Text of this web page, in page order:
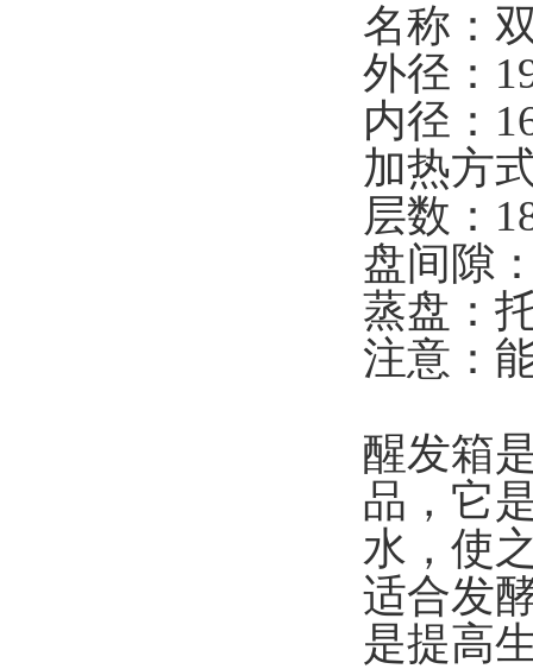
名称：
外径：
内径：
加热方
层数：
盘间隙
蒸盘：
注意：
醒发箱
品，它
水，使
适合发
是提高